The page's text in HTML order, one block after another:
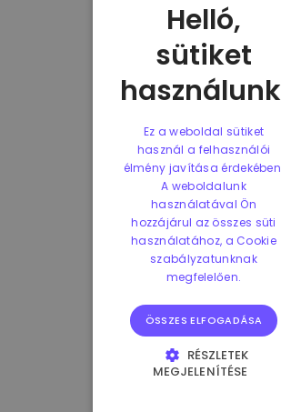
Helló,
sütiket
Ez a weboldal sütiket
használ a felhasználói
élmény javítása
A weboldalunk
használatával Ön
hozzájárul az összes süti
használatához, a Cookie
szabályzatunknak
megfelelően.
ÖSSZES ELFOGADÁSA
RÉSZLETEK
MEGJELENÍTÉSE